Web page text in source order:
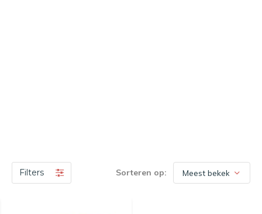
Filters Sorteren op: